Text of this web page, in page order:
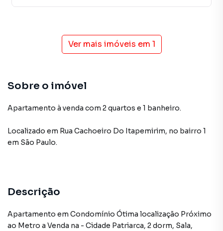
Ver mais imóveis em 1
Sobre o imóvel
Apartamento à venda com 2 quartos e 1 banheiro.
Localizado em Rua Cachoeiro Do Itapemirim, no bairro 1
em São Paulo.
Descrição
Apartamento em Condomínio Ótima localização Próximo
ao Metro a Venda na - Cidade Patriarca, 2 dorm, Sala,